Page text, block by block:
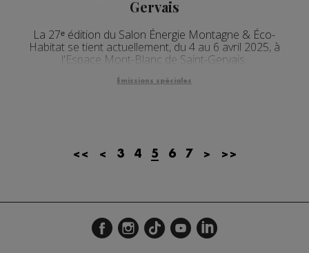
Gervais
La 27ᵉ édition du Salon Énergie Montagne & Éco-
Habitat se tient actuellement, du 4 au 6 avril 2025, à
l'Espace Mont-Blanc de Saint-Gervais.
Émissions spéciales
<< < 3 4 5 6 7 > >>